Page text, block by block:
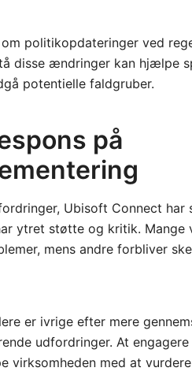
politikopdateringer ved
disse ændringer kan hjælpe
potentielle faldgruber.
på
Ubisoft Connect
ytret støtte og kritik.
mens andre forbliver
er ivrige efter mere
udfordringer. At
virksomheden med at